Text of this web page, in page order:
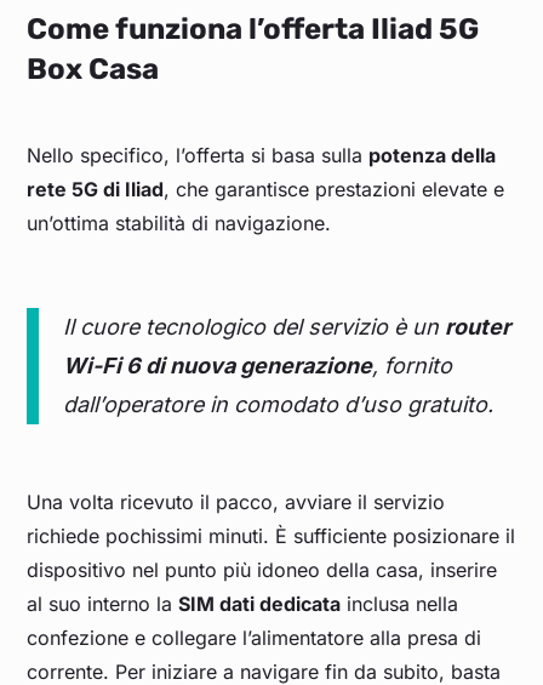
Come funziona l’offerta Iliad 5G
Box Casa
Nello specifico, l’offerta si basa sulla potenza della
rete 5G di Iliad, che garantisce prestazioni elevate e
un’ottima stabilità di navigazione.
Il cuore tecnologico del servizio è un router
Wi-Fi 6 di nuova generazione, fornito
dall’operatore in comodato d’uso gratuito.
Una volta ricevuto il pacco, avviare il servizio
richiede pochissimi minuti. È sufficiente posizionare il
dispositivo nel punto più idoneo della casa, inserire
al suo interno laSIM dati dedicata inclusa nella
confezione e collegare l’alimentatore alla presa di
corrente. Per iniziare a navigare fin da subito, basta